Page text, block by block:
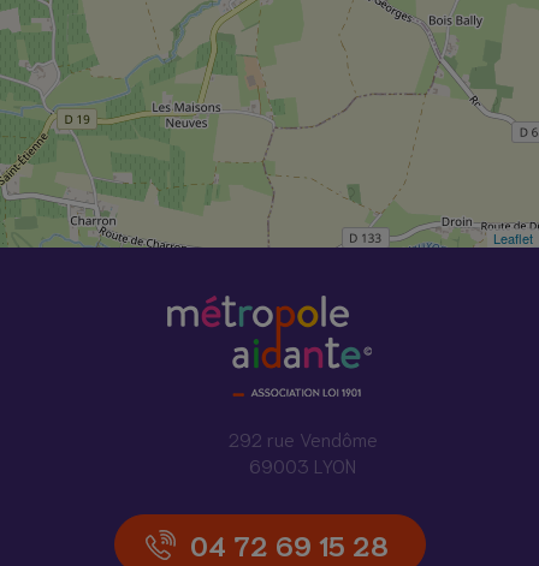
Leaflet
292 rue Vendôme
69003 LYON
04 72 69 15 28